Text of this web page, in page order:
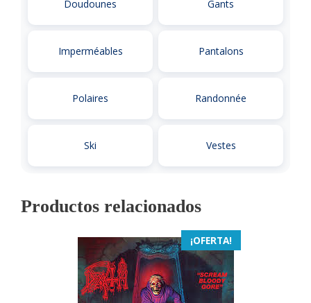
Doudounes Gants
Imperméables Pantalons
Polaires Randonnée
Ski Vestes
Productos relacionados
¡OFERTA!